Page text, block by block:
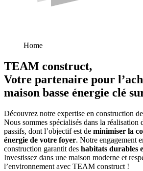
Home
TEAM construct,
Votre partenaire pour
maison basse énergie clé
Découvrez notre expertise en construction
Nous sommes spécialisés dans la réalisation
passifs, dont l’objectif est de minimiser la
énergie de votre foyer. Notre engagement
construction garantit des habitats durables
Investissez dans une maison moderne et
l’environnement avec TEAM construct !